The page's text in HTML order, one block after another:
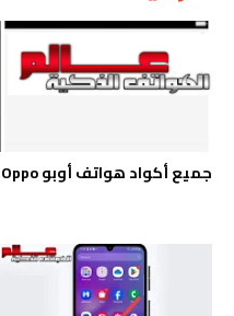
جميع أكواد هواتف أوبو Oppo